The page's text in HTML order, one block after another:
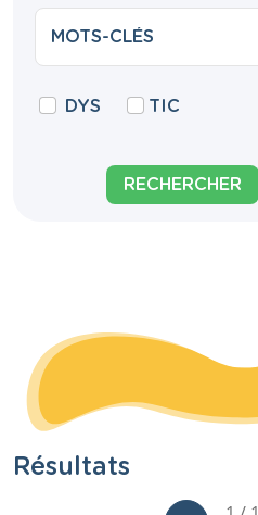
DYS TIC
RECHERCHER
Résultats